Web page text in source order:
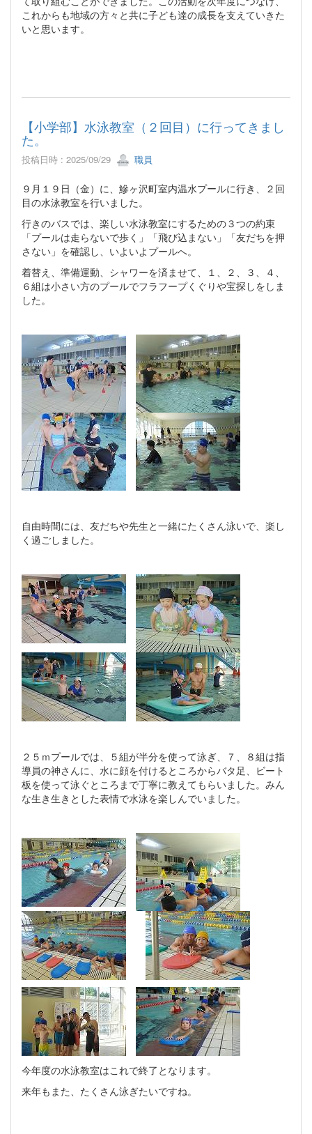
これからも地域の方々と共に子ども達の成長を支えていきた
いと思います。
【小学部】水泳教室（２回目）に行ってきまし
た。
投稿日時 : 2025/09/29 職員
９月１９日（金）に、鰺ヶ沢町室内温水プールに行き、２回
目の水泳教室を行いました。
行きのバスでは、楽しい水泳教室にするための３つの約束
「プールは走らないで歩く」「飛び込まない」「友だちを押
さない」を確認し、いよいよプールへ。
着替え、準備運動、シャワーを済ませて、１、２、３、４、
６組は小さい方のプールでフラフープくぐりや宝探しをしま
した。
自由時間には、友だちや先生と一緒にたくさん泳いで、楽し
く過ごしました。
２５ｍプールでは、５組が半分を使って泳ぎ、７、８組は指
導員の神さんに、水に顔を付けるところからバタ足、ビート
板を使って泳ぐところまで丁寧に教えてもらいました。みん
な生き生きとした表情で水泳を楽しんでいました。
今年度の水泳教室はこれで終了となります。
来年もまた、たくさん泳ぎたいですね。